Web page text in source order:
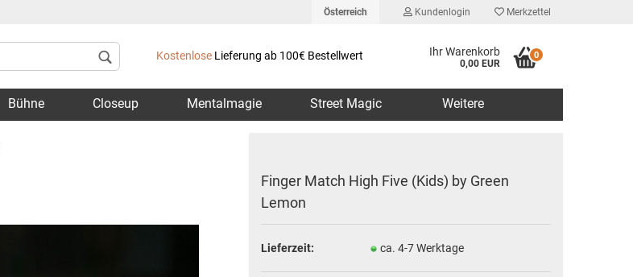
Österreich
Lieferland
Kundenlogin Merkzettel
Kostenlose Lieferung ab 100€ Bestellwert Ihr Warenkorb
0,00 EUR
0
Bühne Closeup Mentalmagie Street Magic Weitere
Finger Match High Five (Kids) by Green
Lemon
Lieferzeit: ca. 4-7 Werktage